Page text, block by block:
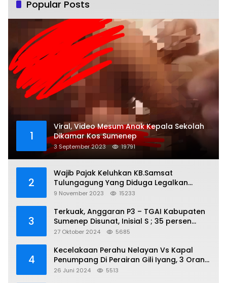
Popular Posts
1
Viral, Video Mesum Anak Kepala Sekolah
Dikamar Kos Sumenep
3 September 2023 19791
2
Wajib Pajak Keluhkan KB.Samsat
Tulungagung Yang Diduga Legalkan
Pungli
9 November 2023 15233
3
Terkuak, Anggaran P3 – TGAI Kabupaten
Sumenep Disunat, Inisial S ; 35 persen
Bagian Oknum DPR- RI
27 Oktober 2024 5685
4
Kecelakaan Perahu Nelayan Vs Kapal
Penumpang Di Perairan Gili Iyang, 3 Orang
Hilang
26 Juni 2024 5513